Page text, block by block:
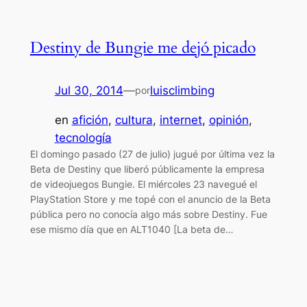
Destiny de Bungie me dejó picado
Jul 30, 2014—porluisclimbing
en afición, cultura, internet, opinión
tecnología
El domingo pasado (27 de julio) jugué por última vez la
Beta de Destiny que liberó públicamente la empresa
de videojuegos Bungie. El miércoles 23 navegué el
PlayStation Store y me topé con el anuncio de la Beta
pública pero no conocía algo más sobre Destiny. Fue
ese mismo día que en ALT1040 [La beta de…